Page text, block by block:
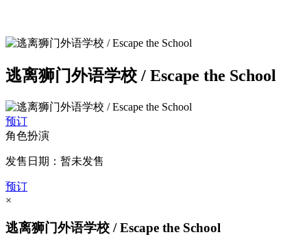
逃离狮门外语学校 / Escape the School
预订
角色扮演
发售日期：暂未发售
预订
×
逃离狮门外语学校 / Escape the School